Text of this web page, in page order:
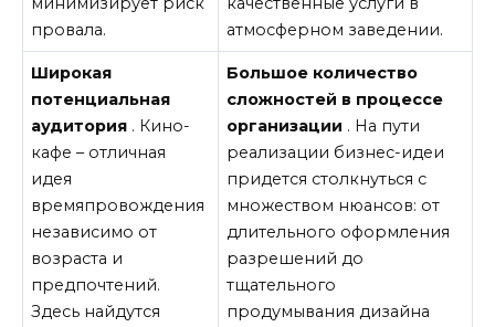
провала.
атмосферном заведении.
Широкая
потенциальная
аудитория . Кино-
кафе – отличная
идея
времяпровождения
независимо от
возраста и
предпочтений.
Здесь найдутся
Большое количество
сложностей в процессе
организации . На пути
реализации бизнес-идеи
придется столкнуться с
множеством нюансов: от
длительного оформления
разрешений до
тщательного
продумывания дизайна